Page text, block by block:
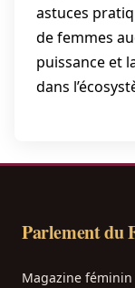
astuces
de femmes
puissance et
dans
Parlement du
Magazine